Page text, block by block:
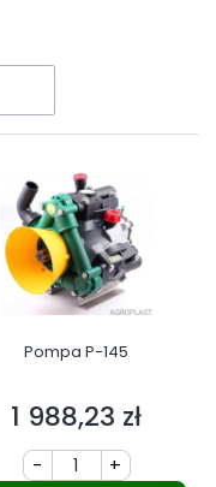
Pompa P-145
Cena
1 988,23 zł
- +